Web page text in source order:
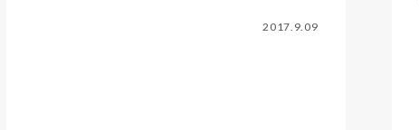
2017.9.09